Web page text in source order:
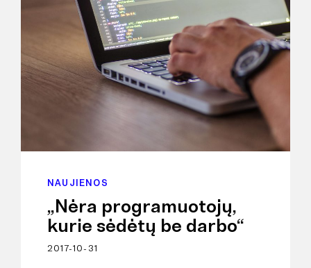
NAUJIENOS
„Nėra programuotojų,
kurie sėdėtų be darbo“
2017-10-31